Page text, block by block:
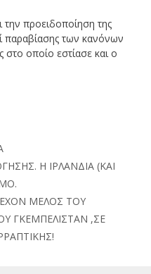
την προειδοποίηση της
παραβίασης των κανόνων
στο οποίο εστίασε και ο
Η ΙΡΛΑΝΔΙΑ (ΚΑΙ
ΜΕΛΟΣ ΤΟΥ
ΓΚΕΜΠΕΛΙΣΤΑΝ ,ΣΕ